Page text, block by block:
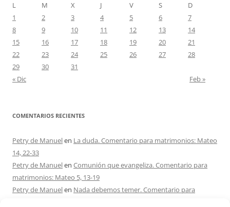
L
M X J V S
D
1
2 3 4 5 6
7
8
9 10 11 12 13
14
15
16 17 18 19 20
21
22
23 24 25 26 27
28
29
30
31
« Dic
Feb »
COMENTARIOS RECIENTES
Petry de Manuelen La duda. Comentario para matrimonios: Mateo
14, 22-33
Petry de Manuelen Comunión que evangeliza. Comentario para
matrimonios: Mateo 5, 13-19
Petry de Manuelen Nada debemos temer. Comentario para